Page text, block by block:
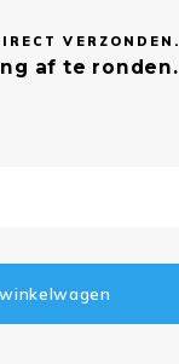
VERZONDEN.
af te ronden.